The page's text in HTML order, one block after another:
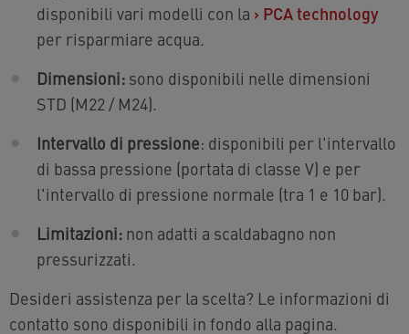
disponibili vari modelli con la › PCA technology
per risparmiare acqua.
Dimensioni: sono disponibili nelle dimensioni
STD (M22 / M24).
Intervallo di pressione: disponibili per l'intervallo
di bassa pressione (portata di classe V) e per
l'intervallo di pressione normale (tra 1 e 10 bar).
Limitazioni: non adatti a scaldabagno non
pressurizzati.
Desideri assistenza per la scelta? Le informazioni di
contatto sono disponibili in fondo alla pagina.